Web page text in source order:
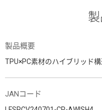
製品概要
TPU×PC素材のハイブリッド
JANコード